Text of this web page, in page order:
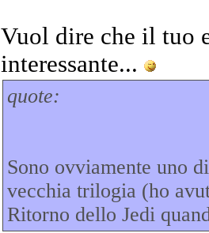
Vuol dire che il tuo
interessante...
quote:
Sono ovviamente uno
vecchia trilogia (ho
Ritorno dello Jedi